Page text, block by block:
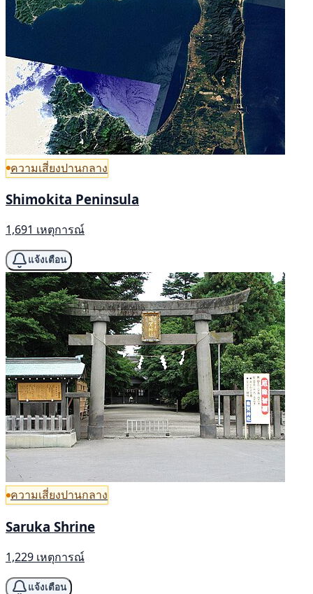
ความเสี่ยงปานกลาง
Shimokita Peninsula
1,691 เหตุการณ์
แจ้งเตือน
ความเสี่ยงปานกลาง
Saruka Shrine
1,229 เหตุการณ์
แจ้งเตือน